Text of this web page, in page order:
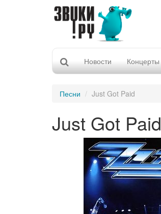
Новости Концерты
Песни Just Got Paid
Just Got Paid